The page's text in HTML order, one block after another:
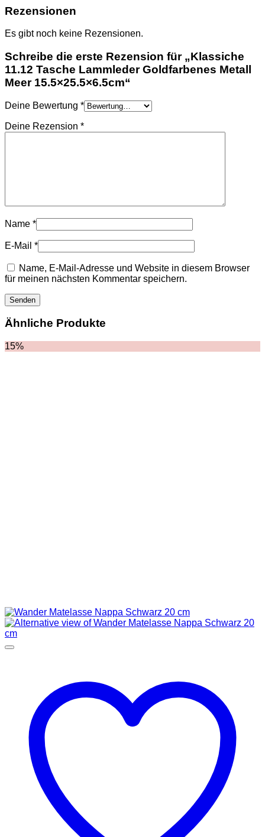
MONCLER
SWEATSHIRTS
JACKEN
KOPFBEDCKUNGEN
SCHUHE
Rezensionen
Es gibt noch keine Rezensionen.
Schreibe die erste Rezension für „Klassiche
11.12 Tasche Lammleder Goldfarbenes Metall
Meer 15.5×25.5×6.5cm“
Deine Bewertung *
Deine Rezension *
Name *
E-Mail *
Name, E-Mail-Adresse und Website in diesem Browser
für meinen nächsten Kommentar speichern.
Ähnliche Produkte
15%